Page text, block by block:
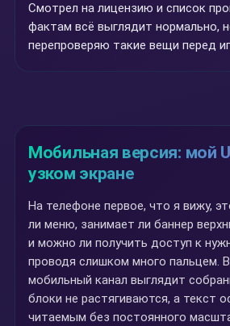
Смотрел на лицензию и список
фактам всё выглядит нормально,
перепроверяю такие вещи перед
Мобильная версия: мой
узком экране
На телефоне первое, что я вижу,
ли меню, занимает ли баннер
и можно ли получить доступ к
проводя слишком много пальцем.
мобильный канал выглядит
блоки не растягиваются, а текст
читаемым без постоянного